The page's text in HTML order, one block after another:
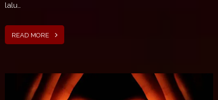
lalu…
READ MORE